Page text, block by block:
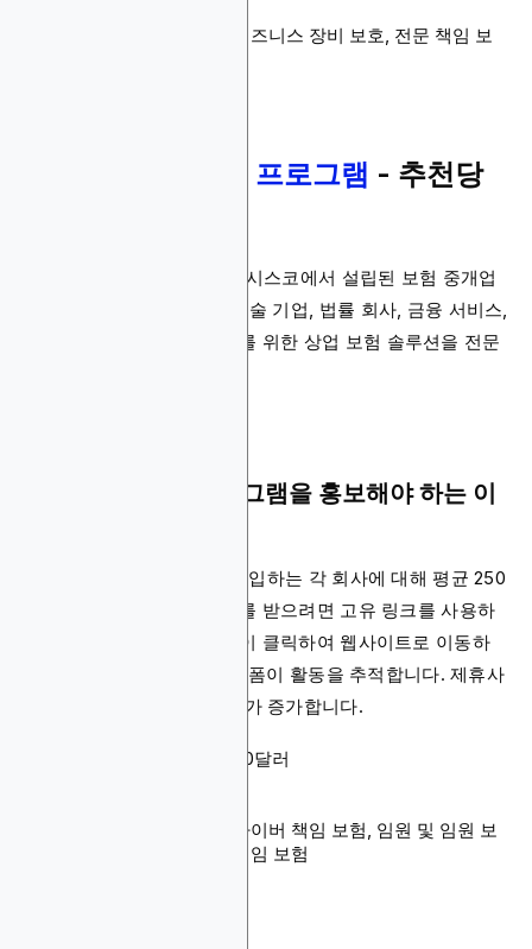
제품: 일반 책임 보험, 비즈니스 장비 보호, 전문 책임 보
Embroker 제휴 프로그램 - 추천당
Embroker는 2015년 샌프란시스코에서 설립된 보험 중개업
체입니다. 주로 스타트업, 기술 기업, 법률 회사, 금융 서비스,
컨설턴트, 부동산 에이전트를 위한 상업 보험 솔루션을 전문
Embroker 제휴 프로그램을 홍보해야 하는 이
이 플랫폼은 Embroker에 가입하는 각 회사에 대해 평균 250
달러를 보상합니다. 수수료를 받으려면 고유 링크를 사용하
여 플랫폼을 추천하고 고객이 클릭하여 웹사이트로 이동하
면 됩니다. ShareASale 플랫폼이 활동을 추적합니다. 제휴사
로 더 오래 머물수록 수수료가 증가합니다.
수수료: 추천당 평균 250달러
제품: 전문 책임 보험, 사이버 책임 보험, 임원 및 임원 보
험, 상업 재산 및 일반 책임 보험